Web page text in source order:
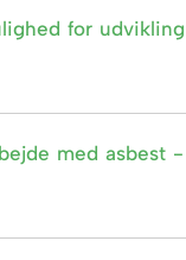
for
med asbest